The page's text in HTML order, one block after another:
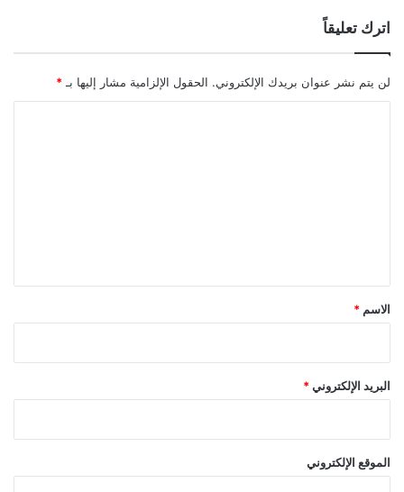
اترك تعليقاً
لن يتم نشر عنوان بريدك الإلكتروني. الحقول الإلزامية مشار إليها بـ *
*
الاسم *
البريد الإلكتروني *
الموقع الإلكتروني